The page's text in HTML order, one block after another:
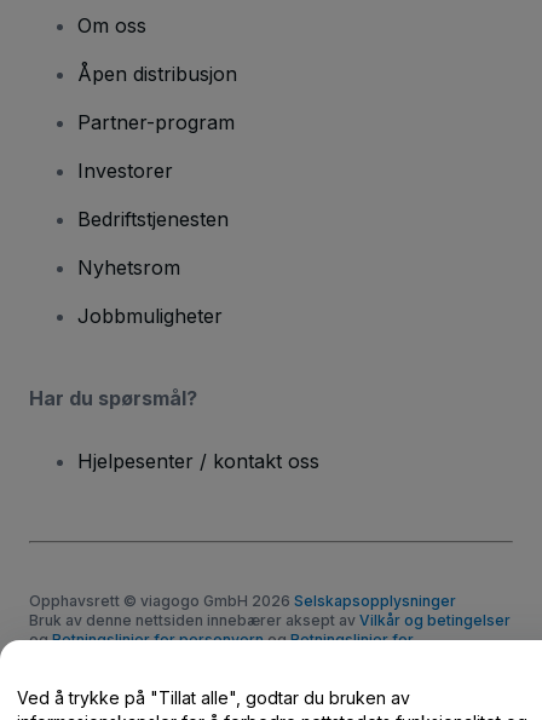
Om oss
Åpen distribusjon
Partner-program
Investorer
Bedriftstjenesten
Nyhetsrom
Jobbmuligheter
Har du spørsmål?
Hjelpesenter / kontakt oss
Opphavsrett © viagogo GmbH 2026 Selskapsopplysninger
Bruk av denne nettsiden innebærer aksept av Vilkår og betingelser
ogRetningslinjer for personvernogRetningslinjer for
Ved å trykke på "Tillat alle", godtar du bruken av